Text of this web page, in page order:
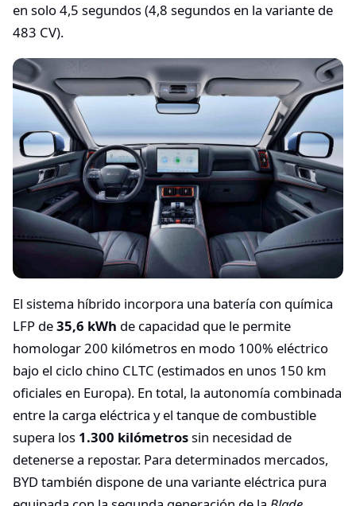
en solo 4,5 segundos (4,8 segundos en la variante de
483 CV).
El sistema híbrido incorpora una batería con química
LFP de35,6 kWh de capacidad que le permite
homologar 200 kilómetros en modo 100% eléctrico
bajo el ciclo chino CLTC (estimados en unos 150 km
oficiales en Europa). En total, la autonomía combinada
entre la carga eléctrica y el tanque de combustible
supera los 1.300 kilómetrossin necesidad de
detenerse a repostar. Para determinados mercados,
BYD también dispone de una variante eléctrica pura